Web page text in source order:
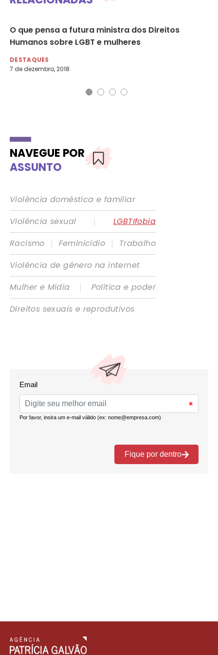
O que pensa a futura ministra dos Direitos
Humanos sobre LGBT e mulheres
DESTAQUES
7 de dezembro, 2018
NAVEGUE POR
ASSUNTO
Violência doméstica e familiar
Violência sexual
|
LGBTIfobia
Racismo
| Feminicídio |
Trabalho
Violência de gênero na internet
Mulher e Mídia
|
Política e poder
Direitos sexuais e reprodutivos